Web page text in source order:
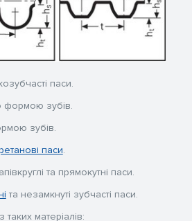
паси.
формою зубів.
зубів.
паси.
та прямокутні паси.
та незамкнуті зубчасті паси.
матеріалів: